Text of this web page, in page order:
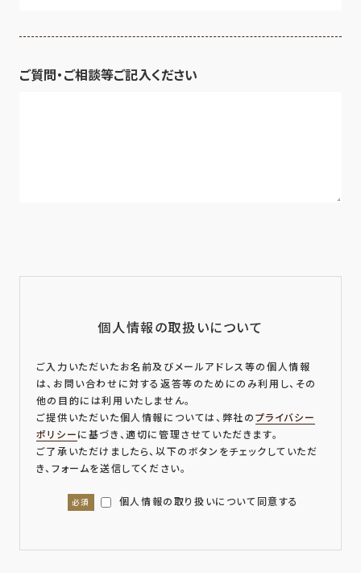
ご質問・ご相談等ご記入ください
個人情報の取扱いについて
ご入力いただいたお名前及びメールアドレス等の個人情報
は、お問い合わせに対する返答等のためにのみ利用し、その
他の目的には利用いたしません。
ご提供いただいた個人情報については、弊社のプライバシー
ポリシーに基づき、適切に管理させていただきます。
ご了承いただけましたら、以下のボタンをチェックしていただ
き、フォームを送信してください。
必須 個人情報の取り扱いについて同意する